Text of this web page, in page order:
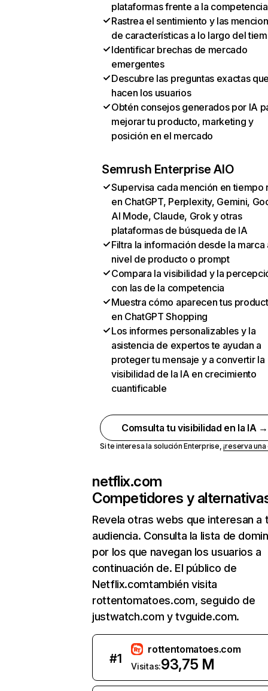
plataformas frente a la competencia
Rastrea el sentimiento y las
de características a lo largo del
Identificar brechas de mercado
emergentes
Descubre las preguntas exactas
hacen los usuarios
Obtén consejos generados por IA
mejorar tu producto, marketing y
posición en el mercado
Semrush Enterprise AIO
Supervisa cada mención en tiempo
en ChatGPT, Perplexity, Gemini,
AI Mode, Claude, Grok y otras
plataformas de búsqueda de IA
Filtra la información desde la marca
nivel de producto o prompt
Compara la visibilidad y la
con las de la competencia
Muestra cómo aparecen tus
en ChatGPT Shopping
Los informes personalizables y la
asistencia de expertos te ayudan a
proteger tu mensaje y a convertir la
visibilidad de la IA en crecimiento
cuantificable
Comsulta tu visibilidad en la IA →
Si te interesa la solución Enterprise,¡reserva
netflix.com
Competidores y
Revela otras webs que interesan a
audiencia. Consulta la lista de
por los que navegan los usuarios a
continuación de. El público de
Netflix.comtambién visita
rottentomatoes.com, seguido de
justwatch.com y tvguide.com.
#1
rottentomatoes.com
Visitas:93,75 M